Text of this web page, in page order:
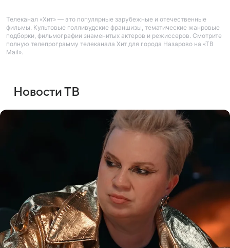
Телеканал «Хит» — это популярные зарубежные и отечественные
фильмы. Культовые голливудские франшизы, тематические жанровые
подборки, фильмографии знаменитых актеров и режиссеров. Смотрите
полную телепрограмму телеканала Хит для города Назарово на «ТВ
Mail».
Новости ТВ